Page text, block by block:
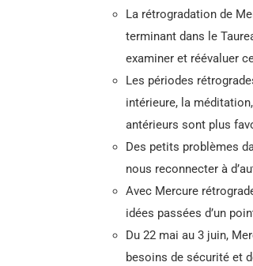
La rétrogradation de
terminant dans le
examiner et réévaluer
Les périodes
intérieure, la
antérieurs sont plus
Des petits problèmes
nous reconnecter à
Avec Mercure
idées passées d’un
Du 22 mai au 3 juin,
besoins de sécurité et